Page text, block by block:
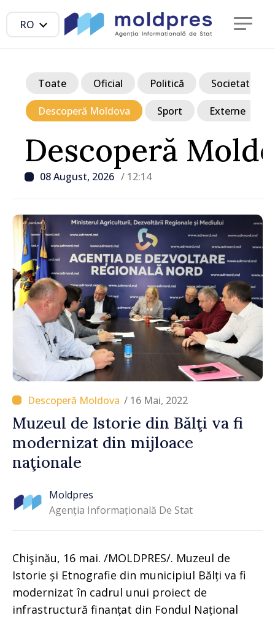
RO
Descoperă
08 August, 2026 / 12:14
Toate Oficial Politică Societate
Descoperă Moldova Sport Externe
/ 16 Mai, 2022
Muzeul de Istorie din Bălţi va fi
modernizat din mijloace
naţionale
Moldpres
Agenția Informațională De Stat
Chişinău, 16 mai. /MOLDPRES/. Muzeul de
Istorie și Etnografie din municipiul Bălți va fi
modernizat în cadrul unui proiect de
infrastructură finanțat din Fondul Național